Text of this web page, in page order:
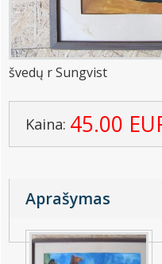
švedų r Sungvist
Kaina: 45.00
Aprašymas